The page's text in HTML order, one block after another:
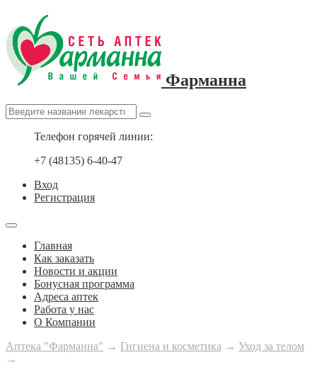
Фарманна
Телефон горячей линии:
+7 (48135) 6-40-47
Вход
Регистрация
Главная
Как заказать
Новости и акции
Бонусная программа
Адреса аптек
Работа у нас
О Компании
Аптека "Фарманна" → Гигиена и косметика → Уход за телом
→